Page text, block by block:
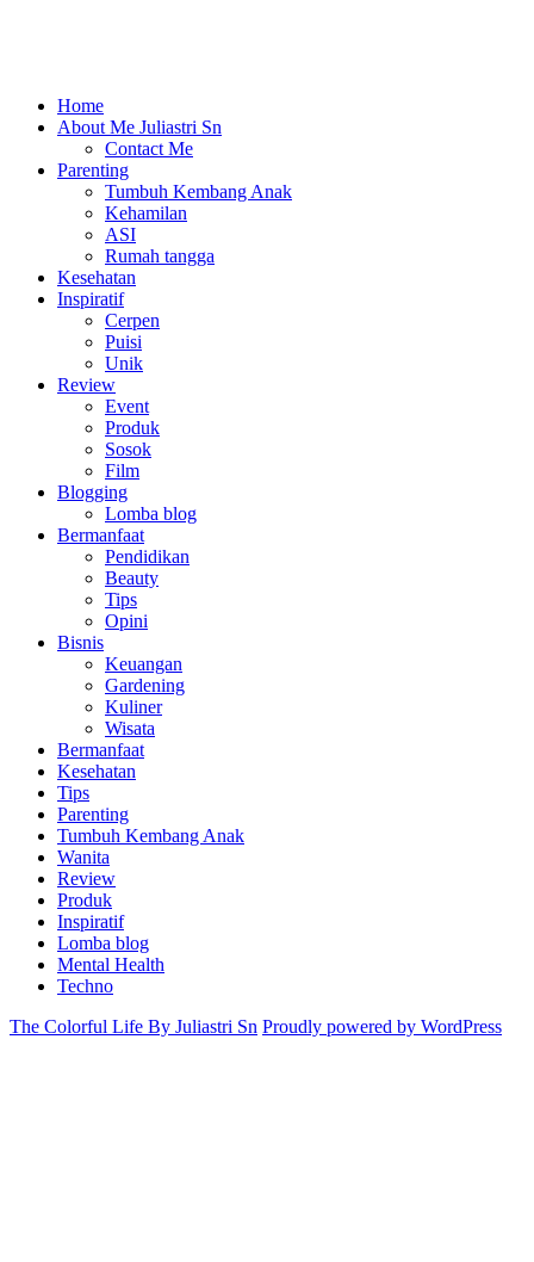
Home
About Me Juliastri Sn
Contact Me
Parenting
Tumbuh Kembang Anak
Kehamilan
ASI
Rumah tangga
Kesehatan
Inspiratif
Cerpen
Puisi
Unik
Review
Event
Produk
Sosok
Film
Blogging
Lomba blog
Bermanfaat
Pendidikan
Beauty
Tips
Opini
Bisnis
Keuangan
Gardening
Kuliner
Wisata
Bermanfaat
Kesehatan
Tips
Parenting
Tumbuh Kembang Anak
Wanita
Review
Produk
Inspiratif
Lomba blog
Mental Health
Techno
The Colorful Life By Juliastri Sn Proudly powered by WordPress